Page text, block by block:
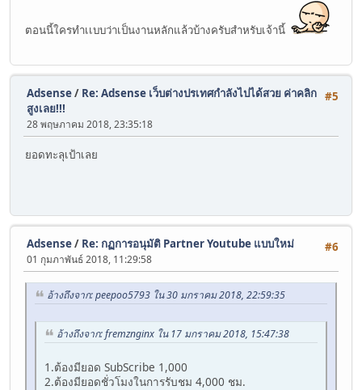
ตอนนี้ใครทำเเบบว่าเป็นงานหลักแล้วบ้างครับสำหรับเจ้านี้
#5
Adsense/ Re: Adsense เว็บต่างปรเทศกำลังไปได้สวย ค่าคลิก
สูงเลย!!!
28 พฤษภาคม 2018, 23:35:18
ยอดทะลุเป้าเลย
#6
Adsense/ Re: กฏการอนุมัติ Partner Youtube แบบใหม่
01 กุมภาพันธ์ 2018, 11:29:58
อ้างถึงจาก: peepoo5793 ใน 30 มกราคม 2018, 22:59:35
อ้างถึงจาก: fremznginx ใน 17 มกราคม 2018, 15:47:38
1.ต้องมียอด SubScribe 1,000
2.ต้องมียอดชั่วโมงในการรับชม 4,000 ชม.